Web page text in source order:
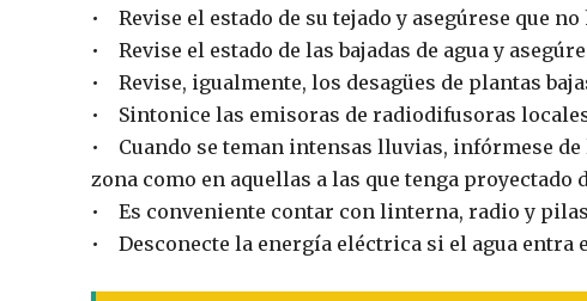
• Revise el estado de su tejado y asegúrese que
• Revise el estado de las bajadas de agua y
• Revise, igualmente, los desagües de plantas
• Sintonice las emisoras de radiodifusoras
• Cuando se teman intensas lluvias, infórmese
zona como en aquellas a las que tenga proyectado
• Es conveniente contar con linterna, radio y
• Desconecte la energía eléctrica si el agua entra